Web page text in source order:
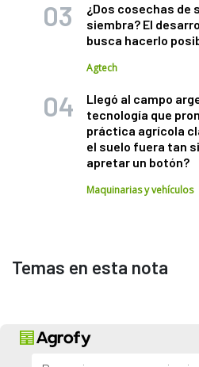
¿Dos cosechas de
siembra? El
busca hacerlo
Agtech
Llegó al campo
tecnología que
práctica agrícola
el suelo fuera tan
apretar un botón?
Maquinarias y vehículos
Temas en esta nota